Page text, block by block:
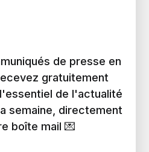
de presse en
gratuitement
de l'actualité
semaine, directement
boîte mail 💌